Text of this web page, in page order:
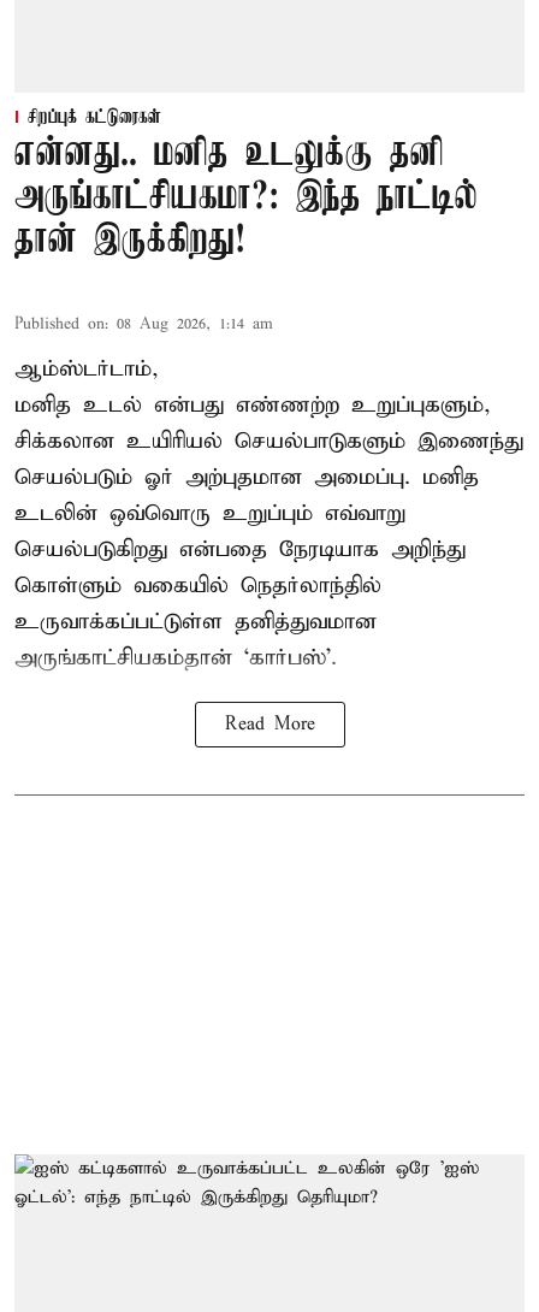
சிறப்புக் கட்டுரைகள்
என்னது.. மனித உடலுக்கு தனி
அருங்காட்சியகமா?: இந்த நாட்டில்
தான் இருக்கிறது!
Published on: 08 Aug 2026, 1:14 am
ஆம்ஸ்டர்டாம்,
மனித உடல் என்பது எண்ணற்ற உறுப்புகளும்,
சிக்கலான உயிரியல் செயல்பாடுகளும் இணைந்து
செயல்படும் ஓர் அற்புதமான அமைப்பு. மனித
உடலின் ஒவ்வொரு உறுப்பும் எவ்வாறு
செயல்படுகிறது என்பதை நேரடியாக அறிந்து
கொள்ளும் வகையில் நெதர்லாந்தில்
உருவாக்கப்பட்டுள்ள தனித்துவமான
அருங்காட்சியகம்தான் ‘கார்பஸ்’.
Read More